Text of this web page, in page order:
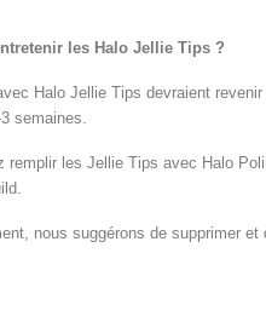
les Halo Jellie Tips ?
Halo Jellie Tips devraient
semaines.
remplir les Jellie Tips avec Halo
nous suggérons de supprimer et